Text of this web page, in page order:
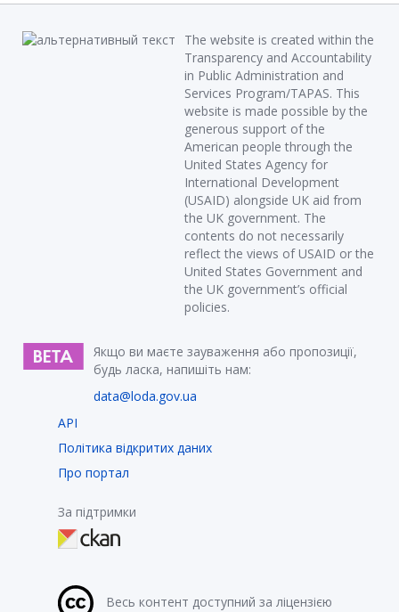
The website is created within the
Transparency and Accountability
in Public Administration and
Services Program/TAPAS. This
website is made possible by the
generous support of the
American people through the
United States Agency for
International Development
(USAID) alongside UK aid from
the UK government. The
contents do not necessarily
reflect the views of USAID or the
United States Government and
the UK government’s official
policies.
Якщо ви маєте зауваження або пропозиції,
будь ласка, напишіть нам:
data@loda.gov.ua
API
Політика відкритих даних
Про портал
За підтримки
Весь контент доступний за ліцензією